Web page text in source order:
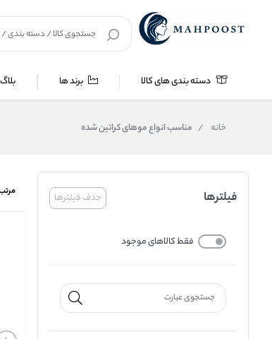
دسته بندی های کالا برند ها
خانه / مناسب انواع موهای کراتین شده
حذف فیلترها فیلترها
فقط کالاهای موجود